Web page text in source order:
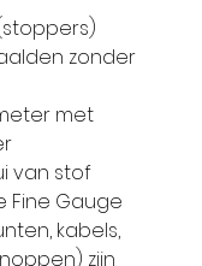
zonder
met
van stof
Fine Gauge
kabels,
zijn